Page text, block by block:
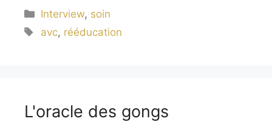
Catégories
Interview, soin
Étiquettes
avc, rééducation
L'oracle des gongs